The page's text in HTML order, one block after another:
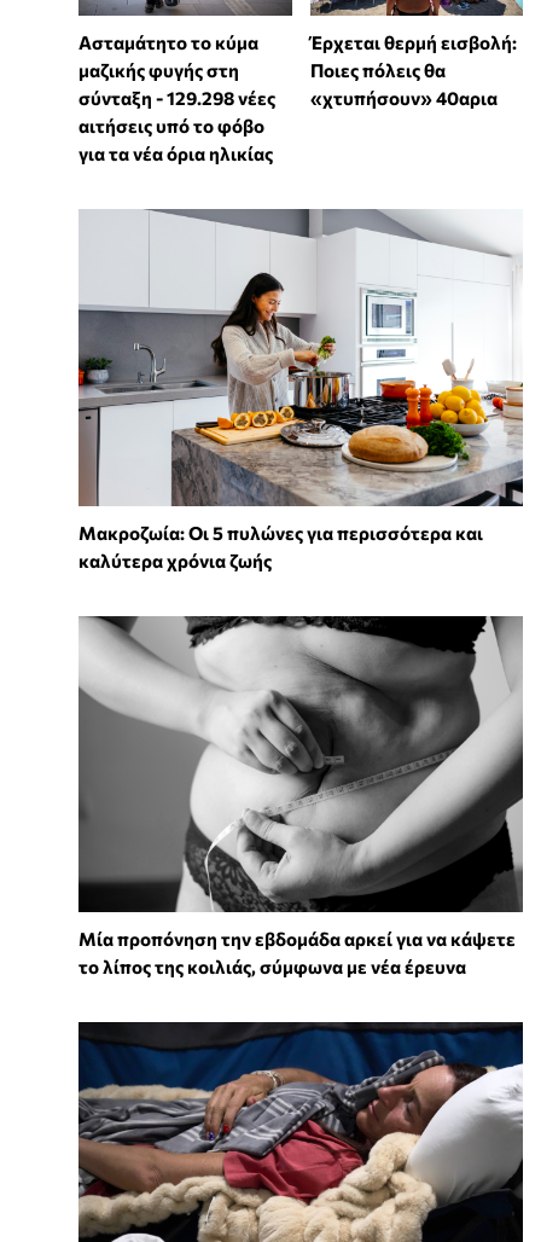
Ασταμάτητο το κύμα
μαζικής φυγής στη
σύνταξη - 129.298 νέες
αιτήσεις υπό το φόβο
για τα νέα όρια ηλικίας
Έρχεται θερμή εισβολή:
Ποιες πόλεις θα
«χτυπήσουν» 40αρια
Mακροζωία: Οι 5 πυλώνες για περισσότερα και
καλύτερα χρόνια ζωής
Μία προπόνηση την εβδομάδα αρκεί για να κάψετε
το λίπος της κοιλιάς, σύμφωνα με νέα έρευνα